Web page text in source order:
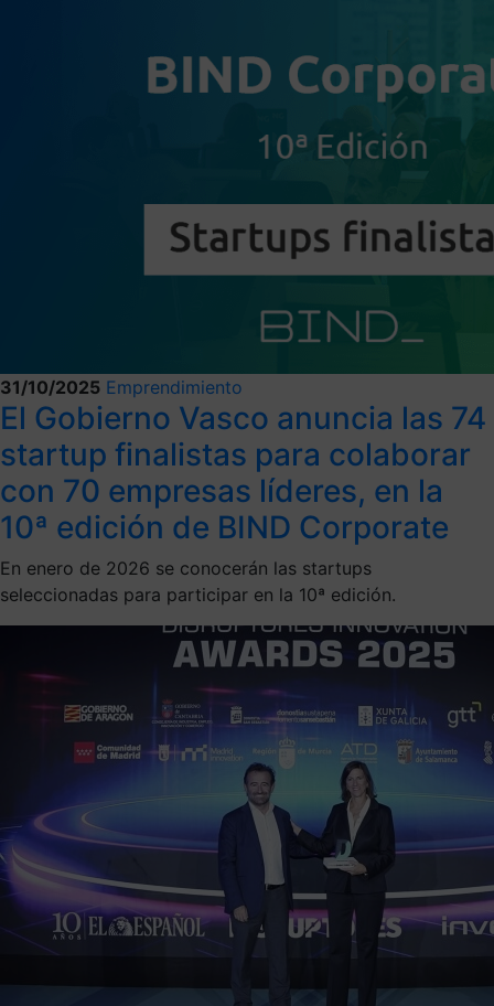
31/10/2025 Emprendimiento
El Gobierno Vasco anuncia las 74
startup finalistas para colaborar
con 70 empresas líderes, en la
10ª edición de BIND Corporate
En enero de 2026 se conocerán las startups
seleccionadas para participar en la 10ª edición.